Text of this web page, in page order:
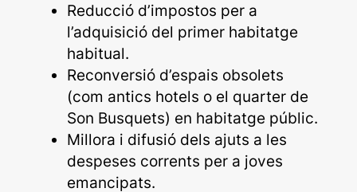
Reducció d’impostos per a
l’adquisició del primer habitatge
habitual.
Reconversió d’espais obsolets
(com antics hotels o el quarter de
Son Busquets) en habitatge públic.
Millora i difusió dels ajuts a les
despeses corrents per a joves
emancipats.